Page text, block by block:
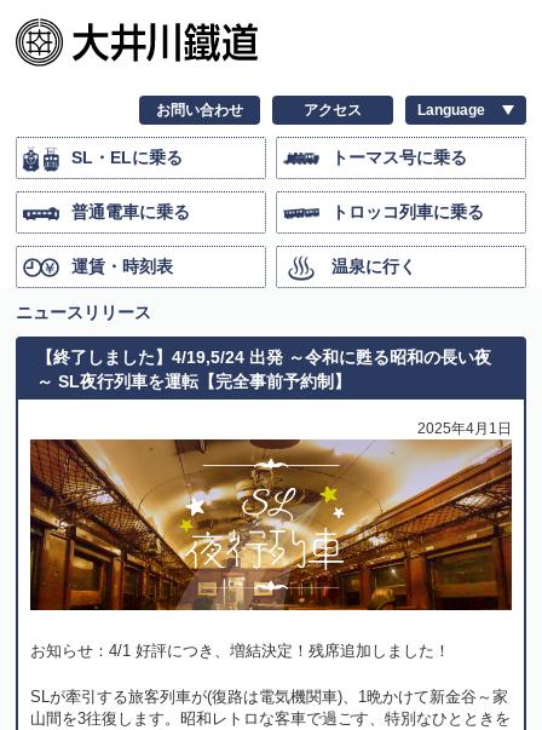
お問い合わせ アクセス
SL・ELに乗る トーマス号に乗る
普通電車に乗る トロッコ列車に乗る
運賃・時刻表 温泉に行く
ニュースリリース
【終了しました】4/19,5/24 出発 ～令和に甦る昭和の長い夜
～ SL夜行列車を運転【完全事前予約制】
2025年4月1日
お知らせ：4/1 好評につき、増結決定！残席追加しました！
SLが牽引する旅客列車が(復路は電気機関車)、1晩かけて新金谷～家
山間を3往復します。昭和レトロな客車で過ごす、特別なひとときを